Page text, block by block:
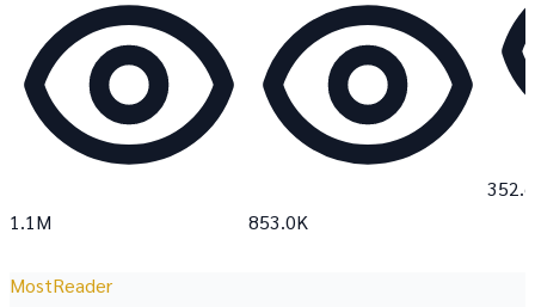
1.1M 853.0K
MostReader